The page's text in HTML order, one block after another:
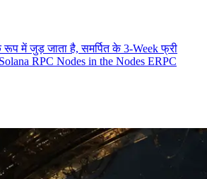
रूप में जुड़ जाता है, समर्पित के 3-Week फ्री
RPC Nodes in the Nodes ERPC